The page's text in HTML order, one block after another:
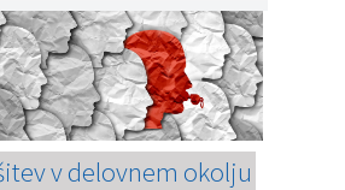
v delovnem okolju